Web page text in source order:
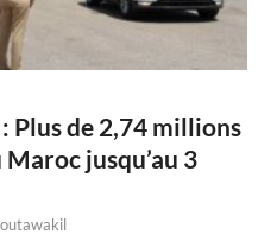
Plus de 2,74 millions
jusqu’au 3